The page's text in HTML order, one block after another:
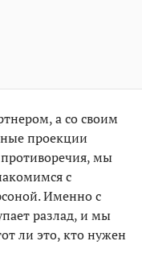
а со своим
проекции
противоречия, мы
с
Именно с
разлад, и мы
ли это, кто нужен